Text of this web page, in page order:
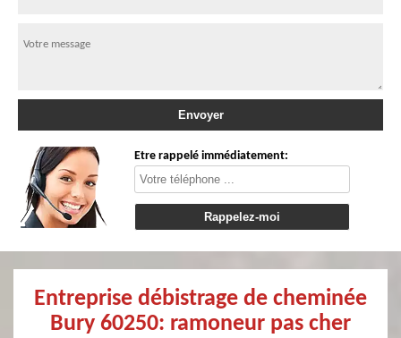
Etre rappelé immédiatement:
Entreprise débistrage de cheminée
Bury 60250: ramoneur pas cher